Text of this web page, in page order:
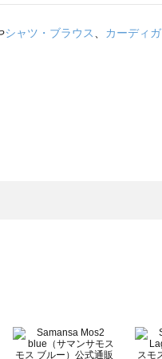
シャツ・ブラウス、 カーディ